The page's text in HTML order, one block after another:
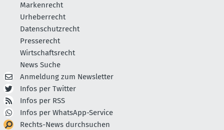
Markenrecht
Urheberrecht
Datenschutzrecht
Presserecht
Wirtschaftsrecht
News Suche
Anmeldung zum Newsletter
Infos per Twitter
Infos per RSS
Infos per WhatsApp-Service
Rechts-News durchsuchen